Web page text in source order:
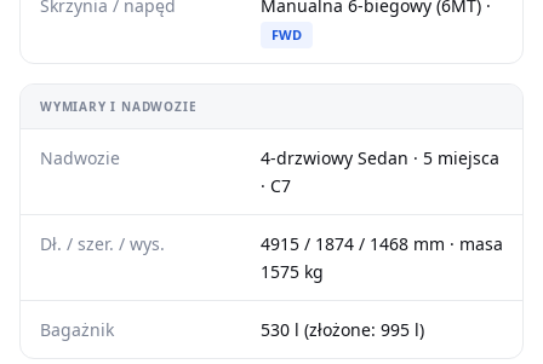
Skrzynia / napęd Manualna 6-biegowy (6MT) ·
FWD
WYMIARY I NADWOZIE
Nadwozie
4-drzwiowy Sedan · 5 miejsca
· C7
Dł. / szer. / wys.
4915 / 1874 / 1468 mm · masa
1575 kg
Bagażnik 530 l (złożone: 995 l)